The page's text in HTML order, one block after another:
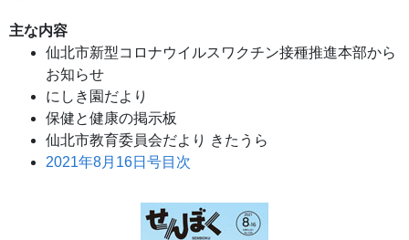
主な内容
仙北市新型コロナウイルスワクチン接種推進本部から
お知らせ
にしき園だより
保健と健康の掲示板
仙北市教育委員会だより きたうら
2021年8月16日号目次